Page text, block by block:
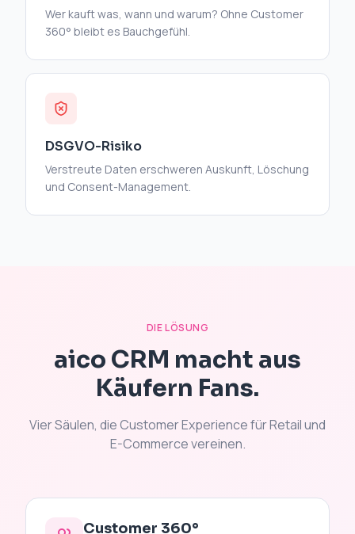
Wer kauft was, wann und warum? Ohne Customer
360° bleibt es Bauchgefühl.
DSGVO-Risiko
Verstreute Daten erschweren Auskunft, Löschung
und Consent-Management.
DIE LÖSUNG
aico CRM macht aus
Käufern Fans.
Vier Säulen, die Customer Experience für Retail und
E-Commerce vereinen.
Customer 360°